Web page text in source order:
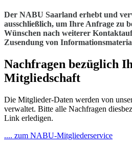
Der NABU Saarland erhebt und
ausschließlich, um Ihre Anfrage zu
Wünschen nach weiterer
Zusendung von
Nachfragen bezüglich
Mitgliedschaft
Die Mitglieder-Daten werden von
verwaltet. Bitte alle Nachfragen
Link erledigen.
.... zum NABU-Mitgliederservice